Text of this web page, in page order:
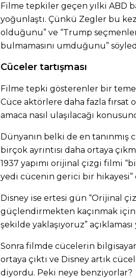
Filme tepkiler geçen yılki ABD
yoğunlaştı. Çünkü Zegler bu
olduğunu” ve “Trump
bulmamasını umduğunu”
Cüceler tartışması
Filme tepki gösterenler bir
Cüce aktörlere daha fazla fırsat
amaca nasıl ulaşılacağı
Dünyanın belki de en
birçok ayrıntısı daha ortaya
1937 yapımı orijinal çizgi filmi
yedi cücenin gerici bir hikayesi”
Disney ise ertesi gün “Orijinal
güçlendirmekten kaçınmak
şekilde yaklaşıyoruz” açıklaması
Sonra filmde cücelerin
ortaya çıktı ve Disney artık
diyordu. Peki neye benziyorlar?